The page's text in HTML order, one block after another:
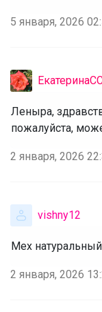
5 января, 2026
Леныра,
пожалуйста,
2 января, 2026
vishny12
Мех
2 января, 2026